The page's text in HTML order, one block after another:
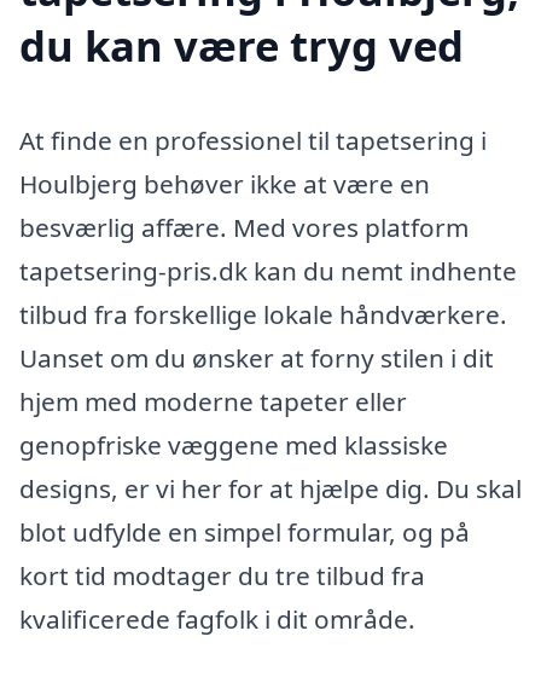
du kan være tryg ved
At finde en professionel til tapetsering i
Houlbjerg behøver ikke at være en
besværlig affære. Med vores platform
tapetsering-pris.dk kan du nemt indhente
tilbud fra forskellige lokale håndværkere.
Uanset om du ønsker at forny stilen i dit
hjem med moderne tapeter eller
genopfriske væggene med klassiske
designs, er vi her for at hjælpe dig. Du skal
blot udfylde en simpel formular, og på
kort tid modtager du tre tilbud fra
kvalificerede fagfolk i dit område.